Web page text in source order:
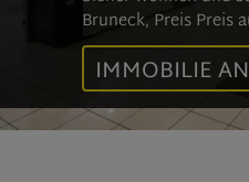
Bruneck, PreisPreis
IMMOBILIE